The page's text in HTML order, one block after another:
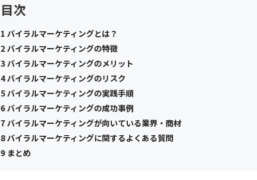
目次
1 バイラルマーケティングとは？
2バイラルマーケティングの特徴
3バイラルマーケティングのメリット
4バイラルマーケティングのリスク
5バイラルマーケティングの実践手順
6バイラルマーケティングの成功事例
7バイラルマーケティングが向いている業界・商材
8バイラルマーケティングに関するよくある質問
9 まとめ